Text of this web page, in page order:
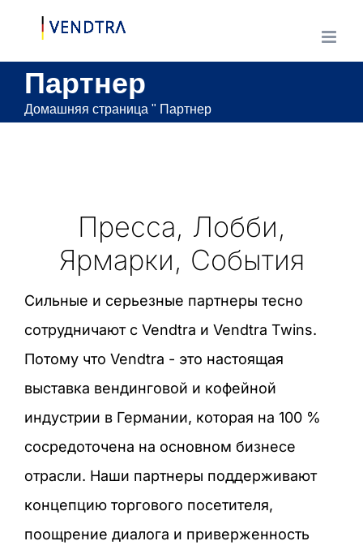
contentПартнер
Домашняя страница " Партнер
Пресса, Лобби,
Ярмарки, События
Сильные и серьезные партнеры тесно
сотрудничают с Vendtra и Vendtra Twins.
Потому что Vendtra - это настоящая
выставка вендинговой и кофейной
индустрии в Германии, которая на 100 %
сосредоточена на основном бизнесе
отрасли. Наши партнеры поддерживают
концепцию торгового посетителя,
поощрение диалога и приверженность